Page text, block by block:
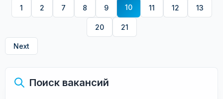
Поиск вакансий
1 2 7 8 9 10 11 12 13
20 21
Next